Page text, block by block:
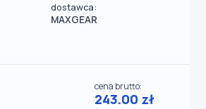
dostawca:
MAXGEAR
cena brutto:
243.00 zł